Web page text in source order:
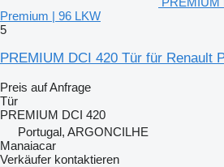
Premium | 96 LKW
5
PREMIUM DCI 420 Tür für Renault
Preis auf Anfrage
Tür
PREMIUM DCI 420
Portugal, ARGONCILHE
Manaiacar
Verkäufer kontaktieren